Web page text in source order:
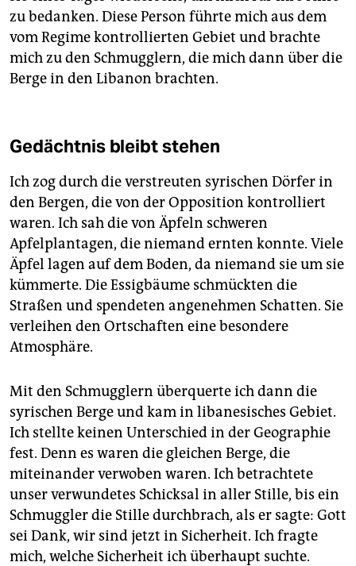
zu bedanken. Diese Person führte mich aus dem
vom Regime kontrollierten Gebiet und brachte
mich zu den Schmugglern, die mich dann über die
Berge in den Libanon brachten.
Gedächtnis bleibt stehen
Ich zog durch die verstreuten syrischen Dörfer in
den Bergen, die von der Opposition kontrolliert
waren. Ich sah die von Äpfeln schweren
Apfelplantagen, die niemand ernten konnte. Viele
Äpfel lagen auf dem Boden, da niemand sie um sie
kümmerte. Die Essigbäume schmückten die
Straßen und spendeten angenehmen Schatten. Sie
verleihen den Ortschaften eine besondere
Atmosphäre.
Mit den Schmugglern überquerte ich dann die
syrischen Berge und kam in libanesisches Gebiet.
Ich stellte keinen Unterschied in der Geographie
fest. Denn es waren die gleichen Berge, die
miteinander verwoben waren. Ich betrachtete
unser verwundetes Schicksal in aller Stille, bis ein
Schmuggler die Stille durchbrach, als er sagte: Gott
sei Dank, wir sind jetzt in Sicherheit. Ich fragte
mich, welche Sicherheit ich überhaupt suchte.